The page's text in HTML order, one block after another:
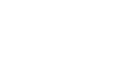
ましょこれが
にかなって
ベッドの二